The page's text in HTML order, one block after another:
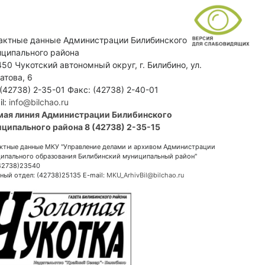
данные Администрации Билибинского
района
Чукотский автономный округ, г. Билибино, ул.
6
2-35-01 Факс: (42738) 2-40-01
info@bilchao.ru
линия Администрации Билибинского
района 8 (42738) 2-35-15
данные МКУ "Управление делами и архивом Администрации
образования Билибинский муниципальный район"
отдел: (42738)25135 E-mail: MKU_ArhivBil@bilchao.ru